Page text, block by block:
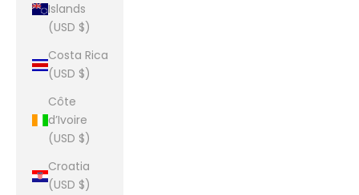
Islands
(USD $)
Costa Rica
(USD $)
Côte
d’Ivoire
(USD $)
Croatia
(USD $)